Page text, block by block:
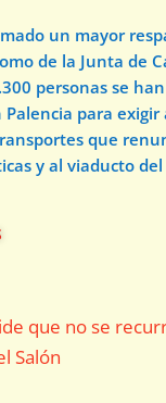
un mayor
de la Junta de
personas se
para exigir
que
y al viaducto